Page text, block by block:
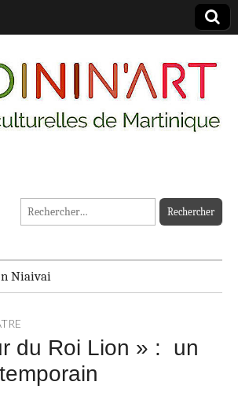
Rechercher :
Niaivai
du Roi Lion » : un